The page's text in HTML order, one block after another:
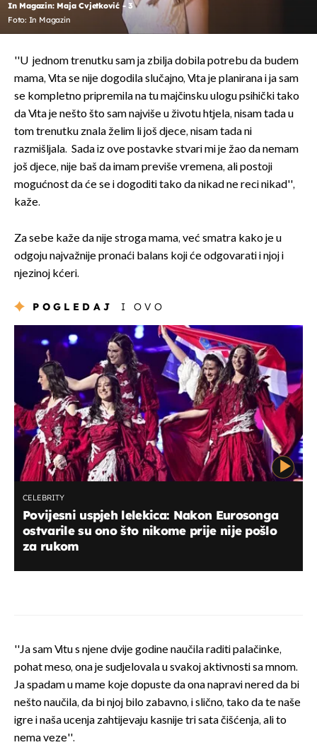
In Magazin: Maja Cvjetković - 3
Foto: In Magazin
''U jednom trenutku sam ja zbilja dobila potrebu da budem
mama, Vita se nije dogodila slučajno, Vita je planirana i ja sam
se kompletno pripremila na tu majčinsku ulogu psihički tako
da Vita je nešto što sam najviše u životu htjela, nisam tada u
tom trenutku znala želim li još djece, nisam tada ni
razmišljala. Sada iz ove postavke stvari mi je žao da nemam
još djece, nije baš da imam previše vremena, ali postoji
mogućnost da će se i dogoditi tako da nikad ne reci nikad'',
kaže.
Za sebe kaže da nije stroga mama, već smatra kako je u
odgoju najvažnije pronaći balans koji će odgovarati i njoj i
njezinoj kćeri.
POGLEDAJ I OVO
CELEBRITY
Povijesni uspjeh lelekica: Nakon Eurosonga
ostvarile su ono što nikome prije nije pošlo
za rukom
''Ja sam Vitu s njene dvije godine naučila raditi palačinke,
pohat meso, ona je sudjelovala u svakoj aktivnosti sa mnom.
Ja spadam u mame koje dopuste da ona napravi nered da bi
nešto naučila, da bi njoj bilo zabavno, i slično, tako da te naše
igre i naša ucenja zahtijevaju kasnije tri sata čišćenja, ali to
nema veze''.